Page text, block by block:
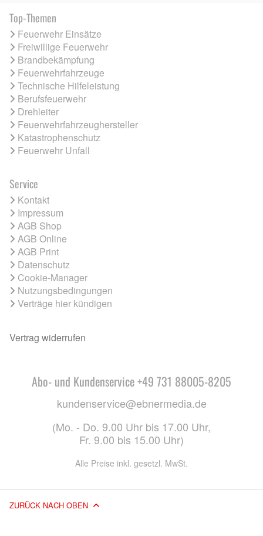
Top-Themen
Feuerwehr Einsätze
Freiwillige Feuerwehr
Brandbekämpfung
Feuerwehrfahrzeuge
Technische Hilfeleistung
Berufsfeuerwehr
Drehleiter
Feuerwehrfahrzeughersteller
Katastrophenschutz
Feuerwehr Unfall
Service
Kontakt
Impressum
AGB Shop
AGB Online
AGB Print
Datenschutz
Cookie-Manager
Nutzungsbedingungen
Verträge hier kündigen
Vertrag widerrufen
Abo- und Kundenservice +49 731 88005-8205
kundenservice@ebnermedia.de
(Mo. - Do. 9.00 Uhr bis 17.00 Uhr,
Fr. 9.00 bis 15.00 Uhr)
Alle Preise inkl. gesetzl. MwSt.
ZURÜCK NACH OBEN